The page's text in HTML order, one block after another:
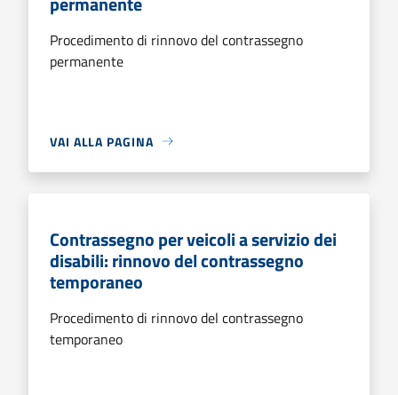
Procedimento di rinnovo del contrassegno
permanente
VAI ALLA PAGINA
Contrassegno per veicoli a servizio dei
disabili: rinnovo del contrassegno
temporaneo
Procedimento di rinnovo del contrassegno
temporaneo